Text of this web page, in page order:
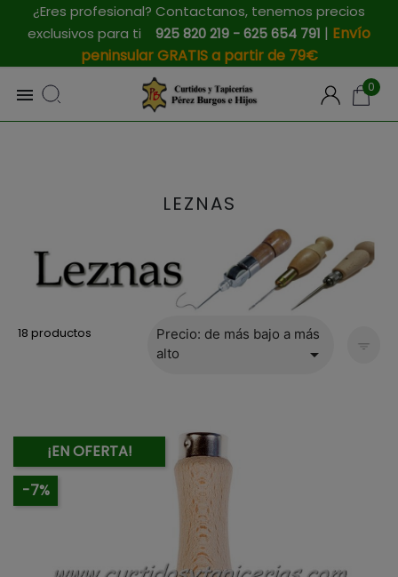
¿Eres profesional? Contactanos, tenemos precios
exclusivos para ti 925 820 219 - 625 654 791 | Envío
peninsular GRATIS a partir de 79€
 0
LEZNAS
18 productos
Precio: de más bajo a más
alto

¡EN OFERTA!
-7%